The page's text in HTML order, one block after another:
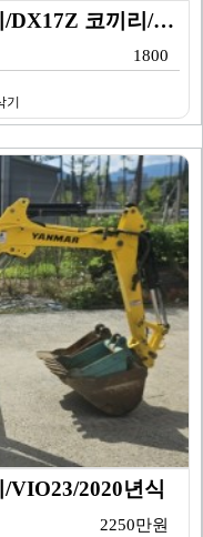
두산/굴삭기/1.7톤 미니굴삭기/DX17Z 코끼리/20…
1800
VIO23/2020년식
2250만원